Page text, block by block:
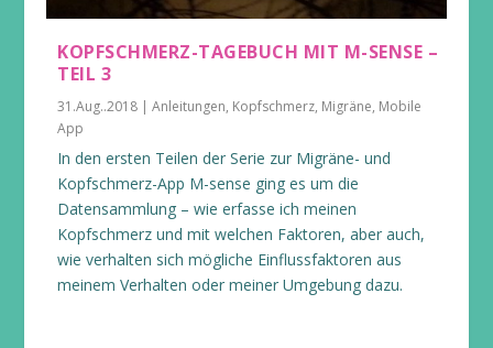
KOPFSCHMERZ-TAGEBUCH MIT M-SENSE –
TEIL 3
31.Aug..2018 |Anleitungen, Kopfschmerz, Migräne, Mobile
App
In den ersten Teilen der Serie zur Migräne- und
Kopfschmerz-App M-sense ging es um die
Datensammlung – wie erfasse ich meinen
Kopfschmerz und mit welchen Faktoren, aber auch,
wie verhalten sich mögliche Einflussfaktoren aus
meinem Verhalten oder meiner Umgebung dazu.